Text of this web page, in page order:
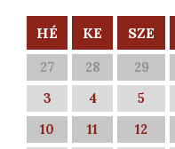
HÉ KE SZE
27 28 29
3
4 5
10
11 12